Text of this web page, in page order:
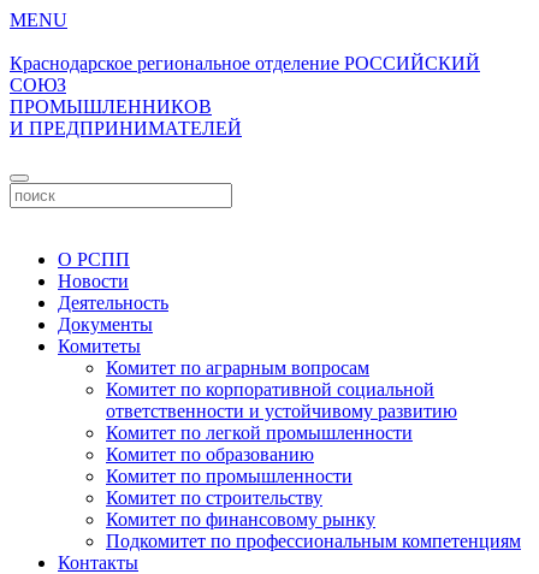
MENU
Краснодарское региональное отделение РОССИЙСКИЙ
СОЮЗ
ПРОМЫШЛЕННИКОВ
И ПРЕДПРИНИМАТЕЛЕЙ
О РСПП
Новости
Деятельность
Документы
Комитеты
Комитет по аграрным вопросам
Комитет по корпоративной социальной
ответственности и устойчивому развитию
Комитет по легкой промышленности
Комитет по образованию
Комитет по промышленности
Комитет по строительству
Комитет по финансовому рынку
Подкомитет по профессиональным компетенциям
Контакты